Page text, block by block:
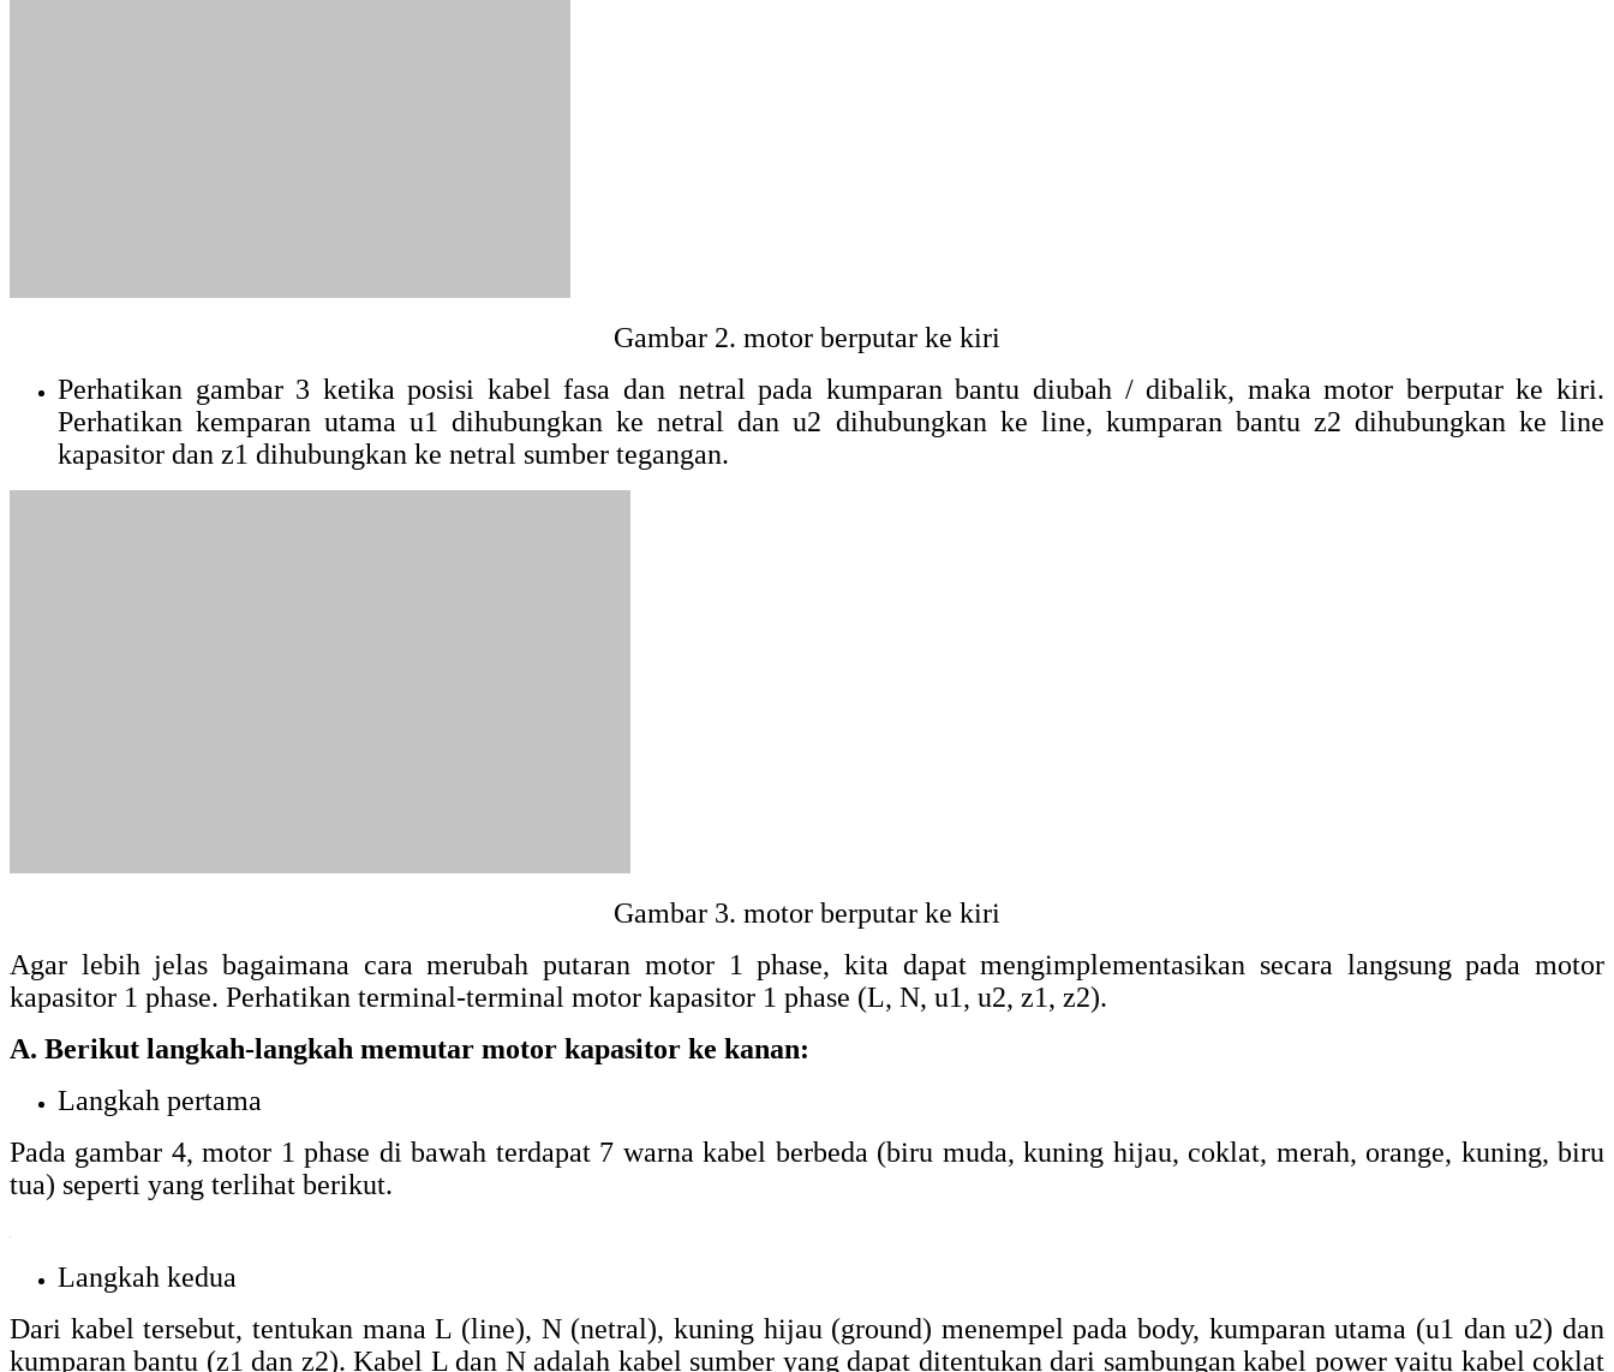
Gambar 2. motor berputar ke kiri
Perhatikan gambar 3 ketika posisi kabel fasa dan netral pada kumparan bantu diubah / dibalik, maka motor berputar ke kiri.
Perhatikan kemparan utama u1 dihubungkan ke netral dan u2 dihubungkan ke line, kumparan bantu z2 dihubungkan ke line
kapasitor dan z1 dihubungkan ke netral sumber tegangan.
Gambar 3. motor berputar ke kiri
Agar lebih jelas bagaimana cara merubah putaran motor 1 phase, kita dapat mengimplementasikan secara langsung pada motor
kapasitor 1 phase. Perhatikan terminal-terminal motor kapasitor 1 phase (L, N, u1, u2, z1, z2).
A. Berikut langkah-langkah memutar motor kapasitor ke kanan:
Langkah pertama
Pada gambar 4, motor 1 phase di bawah terdapat 7 warna kabel berbeda (biru muda, kuning hijau, coklat, merah, orange, kuning, biru
tua) seperti yang terlihat berikut.
Langkah kedua
Dari kabel tersebut, tentukan mana L (line), N (netral), kuning hijau (ground) menempel pada body, kumparan utama (u1 dan u2) dan
kumparan bantu (z1 dan z2). Kabel L dan N adalah kabel sumber yang dapat ditentukan dari sambungan kabel power yaitu kabel coklat